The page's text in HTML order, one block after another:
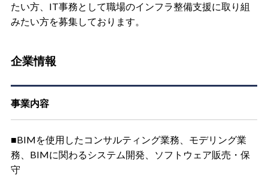
たい方、IT事務として職場のインフラ整備支援に取り組
みたい方を募集しております。
企業情報
事業内容
■BIMを使用したコンサルティング業務、モデリング業
務、BIMに関わるシステム開発、ソフトウェア販売・保
守